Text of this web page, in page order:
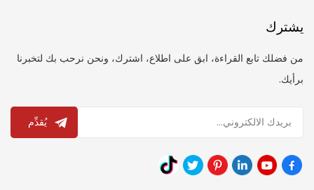
يشترك
من فضلك تابع القراءة، ابق على اطلاع، اشترك، ونحن نرحب بك لتخبرنا
برأيك.
يُقدِّم